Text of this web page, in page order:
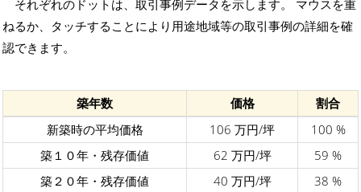
それぞれのドットは、取引事例データを示します。 マウスを重
ねるか、タッチすることにより用途地域等の取引事例の詳細を確
認できます。
築年数 価格
割合
新築時の平均価格
106 万円/坪
100 %
築１０年・残存価値
62 万円/坪
59 %
築２０年・残存価値
40 万円/坪
38 %